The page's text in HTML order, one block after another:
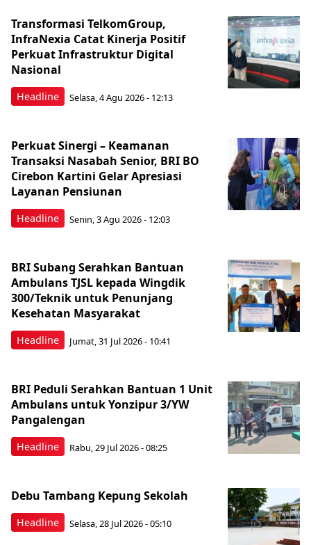
Headline
Transformasi TelkomGroup,
InfraNexia Catat Kinerja Positif
Perkuat Infrastruktur Digital
Nasional
Selasa, 4 Agu 2026 - 12:13
Headline
Perkuat Sinergi – Keamanan
Transaksi Nasabah Senior, BRI BO
Cirebon Kartini Gelar Apresiasi
Layanan Pensiunan
Senin, 3 Agu 2026 - 12:03
Headline
BRI Subang Serahkan Bantuan
Ambulans TJSL kepada Wingdik
300/Teknik untuk Penunjang
Kesehatan Masyarakat ​
Jumat, 31 Jul 2026 - 10:41
Headline
BRI Peduli Serahkan Bantuan 1 Unit
Ambulans untuk Yonzipur 3/YW
Pangalengan
Rabu, 29 Jul 2026 - 08:25
Headline
Debu Tambang Kepung Sekolah
Selasa, 28 Jul 2026 - 05:10